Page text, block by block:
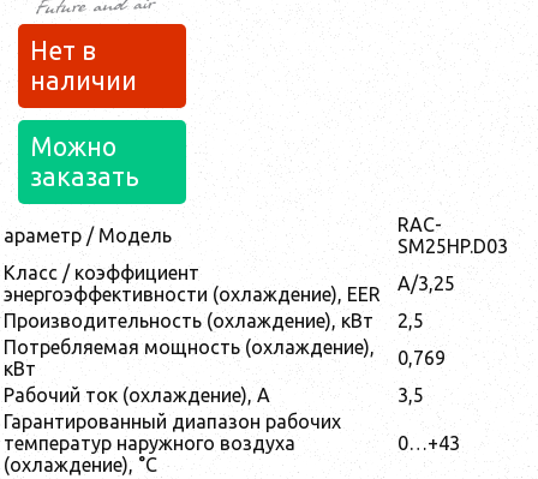
Нет в
наличии
Можно
заказать
араметр / Модель
RAC-
SM25HP.D03
Класс / коэффициент
энергоэффективности (охлаждение), EER
A/3,25
Производительность (охлаждение), кВт
2,5
Потребляемая мощность (охлаждение),
кВт
0,769
Рабочий ток (охлаждение), А
3,5
Гарантированный диапазон рабочих
температур наружного воздуха
(охлаждение), °С
0…+43